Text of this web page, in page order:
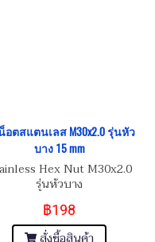
อตสแตนเลส M30x2.0 รุ่นหัว
บาง 15 mm
Hex Nut M30x2.0
รุ่นหัวบาง
฿198
สั่งซื้อสินค้า